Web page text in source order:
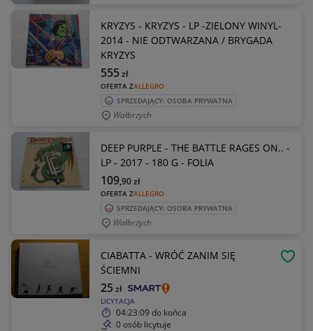
KRYZYS - KRYZYS - LP -ZIELONY WINYL-
2014 - NIE ODTWARZANA / BRYGADA
KRYZYS
OFERTA ZALLEGRO
555zł
SPRZEDAJĄCY: OSOBA PRYWATNA
Wałbrzych
DEEP PURPLE - THE BATTLE RAGES ON.. -
LP - 2017 - 180 G - FOLIA
OFERTA ZALLEGRO
109,90zł
SPRZEDAJĄCY: OSOBA PRYWATNA
Wałbrzych
CIABATTA - WRÓĆ ZANIM SIĘ
ŚCIEMNI
LICYTACJA
25zł
04:23:09 do końca
0 osób licytuje